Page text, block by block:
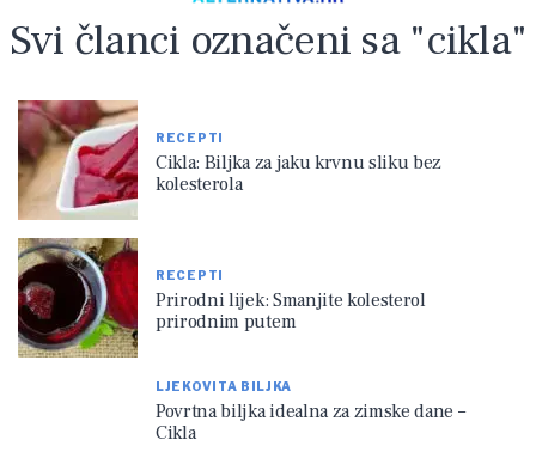
Svi članci označeni sa "cikla"
RECEPTI
Cikla: Biljka za jaku krvnu sliku bez
kolesterola
RECEPTI
Prirodni lijek: Smanjite kolesterol
prirodnim putem
LJEKOVITA BILJKA
Povrtna biljka idealna za zimske dane –
Cikla